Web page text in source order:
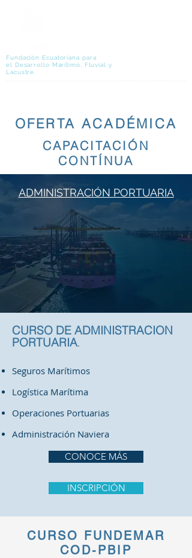
Fundación Ecuatoriana para
el Desarrollo Marítimo, Fluvial y
Lacustre.
OFERTA ACADÉMICA
CAPACITACIÓN
CONTÍNUA
ADMINISTRACIÓN PORTUARIA
CURSO DE ADMINISTRACION
PORTUARIA.
Seguros Marítimos
Logística Marítima
Operaciones Portuarias
Administración Naviera
CONOCE MÁS
INSCRIPCIÓN
CURSO FUNDEMAR
COD-PBIP